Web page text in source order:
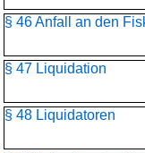
§ 46 Anfall an den
§ 47 Liquidation
§ 48 Liquidatoren